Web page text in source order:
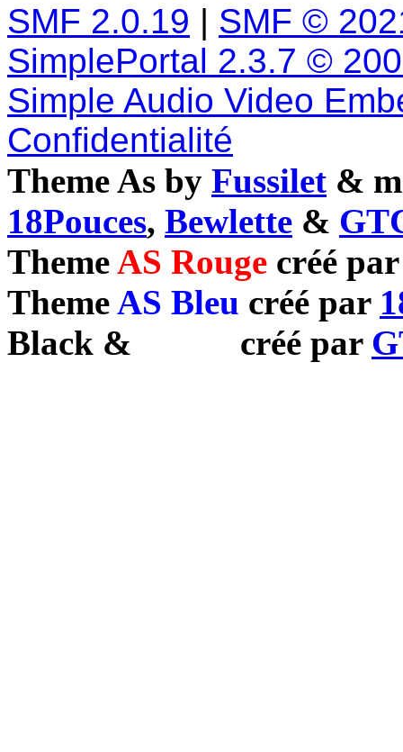
SMF 2.0.19 | SMF ©
SimplePortal 2.3.7 ©
Simple Audio Video
Confidentialité
Theme As by Fussilet &
18Pouces, Bewlette &
ThemeAS Rouge créé
ThemeAS Bleu créé par
Black & créé par